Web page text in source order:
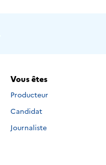
Vous êtes
Producteur
Candidat
Journaliste